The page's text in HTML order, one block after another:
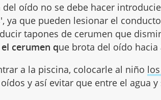
del oído no se debe hacer
ya que pueden lesionar el
tapones de cerumen que
cerumen que brota del oído hacia
a la piscina, colocarle al niño
y así evitar que entre el agua y